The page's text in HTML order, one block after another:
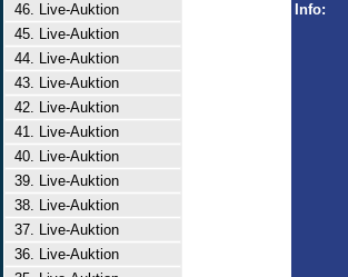
46. Live-Auktion
45. Live-Auktion
44. Live-Auktion
43. Live-Auktion
42. Live-Auktion
41. Live-Auktion
40. Live-Auktion
39. Live-Auktion
38. Live-Auktion
37. Live-Auktion
36. Live-Auktion
Info: